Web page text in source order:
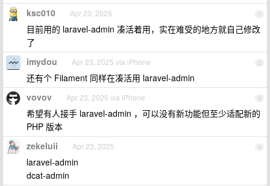
1
ksc010 Apr 23, 2025
目前用的 laravel-admin 凑活着用，实在难受的地方就自己修改
了
2
imydou Apr 23, 2025 via iPhone
还有个 Filament 同样在凑活用 laravel-admin
3
vovov Apr 23, 2025 via iPhone
希望有人接手 laravel-admin ，可以没有新功能但至少适配新的
PHP 版本
4
zekeluii Apr 23, 2025
laravel-admin
dcat-admin